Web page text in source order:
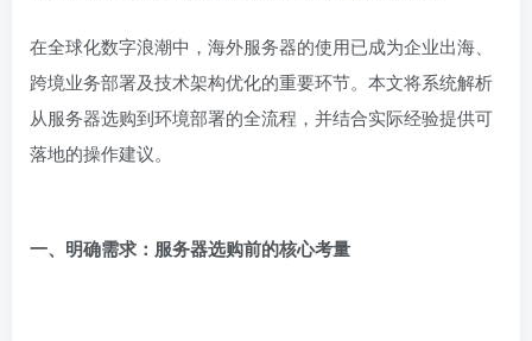
在全球化数字浪潮中，海外服务器的使用已成为企业出海、
跨境业务部署及技术架构优化的重要环节。本文将系统解析
从服务器选购到环境部署的全流程，并结合实际经验提供可
落地的操作建议。
一、明确需求：服务器选购前的核心考量